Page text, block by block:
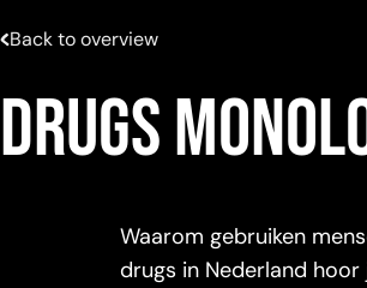
Back to overview
Drugs
Waarom gebruiken
drugs in Nederland